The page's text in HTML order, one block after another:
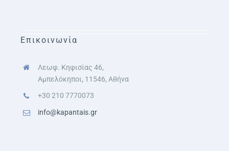
Επικοινωνία
Λεωφ. Κηφισίας 46,
Αμπελόκηποι, 11546, Αθήνα
+30 210 7770073
info@kapantais.gr